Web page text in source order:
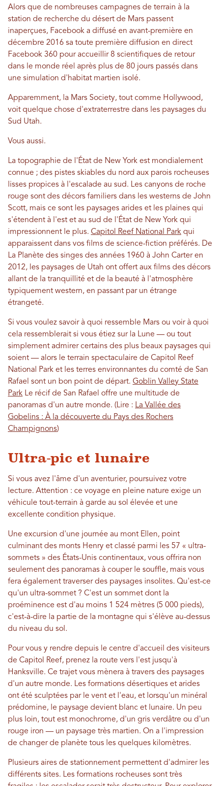
Alors que de nombreuses campagnes de terrain à la
station de recherche du désert de Mars passent
inaperçues, Facebook a diffusé en avant-première en
décembre 2016 sa toute première diffusion en direct
Facebook 360 pour accueillir 8 scientifiques de retour
dans le monde réel après plus de 80 jours passés dans
une simulation d'habitat martien isolé.
Apparemment, la Mars Society, tout comme Hollywood,
voit quelque chose d'extraterrestre dans les paysages du
Sud Utah.
Vous aussi.
La topographie de l'État de New York est mondialement
connue ; des pistes skiables du nord aux parois rocheuses
lisses propices à l'escalade au sud. Les canyons de roche
rouge sont des décors familiers dans les westerns de John
Scott, mais ce sont les paysages arides et les plaines qui
s'étendent à l'est et au sud de l'État de New York qui
impressionnent le plus. Capitol Reef National Park qui
apparaissent dans vos films de science-fiction préférés. De
La Planète des singes des années 1960 à John Carter en
2012, les paysages de Utah ont offert aux films des décors
allant de la tranquillité et de la beauté à l'atmosphère
typiquement western, en passant par un étrange
étrangeté.
Si vous voulez savoir à quoi ressemble Mars ou voir à quoi
cela ressemblerait si vous étiez sur la Lune — ou tout
simplement admirer certains des plus beaux paysages qui
soient — alors le terrain spectaculaire de Capitol Reef
National Park et les terres environnantes du comté de San
Rafael sont un bon point de départ. Goblin Valley State
Park Le récif de San Rafael offre une multitude de
panoramas d'un autre monde. (Lire : La Vallée des
Gobelins : À la découverte du Pays des Rochers
Champignons)
Ultra-pic et lunaire
Si vous avez l'âme d'un aventurier, poursuivez votre
lecture. Attention : ce voyage en pleine nature exige un
véhicule tout-terrain à garde au sol élevée et une
excellente condition physique.
Une excursion d'une journée au mont Ellen, point
culminant des monts Henry et classé parmi les 57 « ultra-
sommets » des États-Unis continentaux, vous offrira non
seulement des panoramas à couper le souffle, mais vous
fera également traverser des paysages insolites. Qu'est-ce
qu'un ultra-sommet ? C'est un sommet dont la
proéminence est d'au moins 1 524 mètres (5 000 pieds),
c'est-à-dire la partie de la montagne qui s'élève au-dessus
du niveau du sol.
Pour vous y rendre depuis le centre d'accueil des visiteurs
de Capitol Reef, prenez la route vers l'est jusqu'à
Hanksville. Ce trajet vous mènera à travers des paysages
d'un autre monde. Les formations désertiques et arides
ont été sculptées par le vent et l'eau, et lorsqu'un minéral
prédomine, le paysage devient blanc et lunaire. Un peu
plus loin, tout est monochrome, d'un gris verdâtre ou d'un
rouge iron — un paysage très martien. On a l'impression
de changer de planète tous les quelques kilomètres.
Plusieurs aires de stationnement permettent d'admirer les
différents sites. Les formations rocheuses sont très